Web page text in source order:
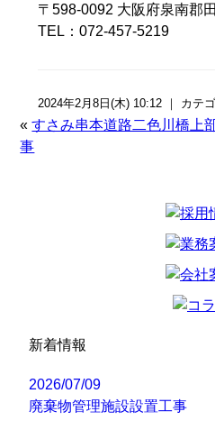
〒598-0092 大阪府泉南郡
TEL：072-457-5219
2024年2月8日(木) 10:12 ｜ カテ
«すさみ串本道路二色川橋上
事
新着情報
2026/07/09
廃棄物管理施設設置工事